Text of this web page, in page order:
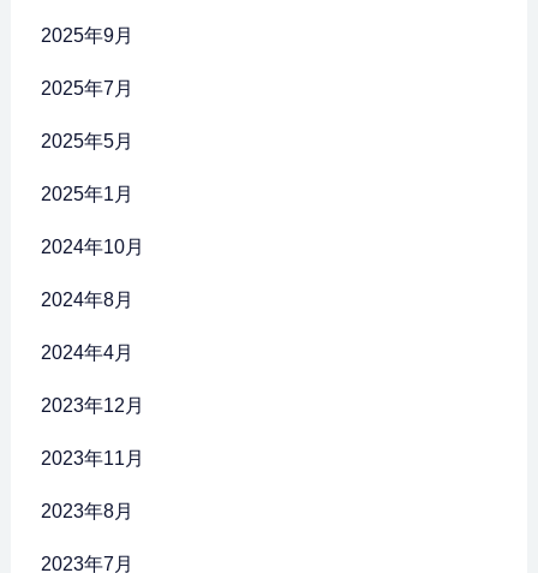
2025年9月
2025年7月
2025年5月
2025年1月
2024年10月
2024年8月
2024年4月
2023年12月
2023年11月
2023年8月
2023年7月